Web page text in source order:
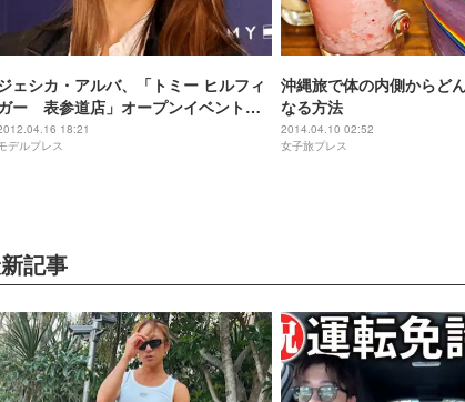
ェシカ・アルバ、「トミー ヒルフィ
ー 表参道店」オープンイベントに
らと登場
18:21
デルプレス
沖縄旅で体の内側からど
なる方法
2014.04.10 02:52
女子旅プレス
記事